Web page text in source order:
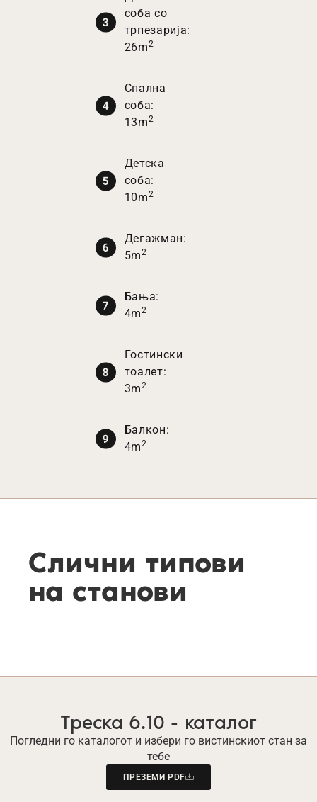
соба со
трпезарија:
26m2
Спална
соба:
13m2
Детска
соба:
10m2
Дегажман:
5m2
Бања:
4m2
Гостински
тоалет:
3m2
Балкон:
4m2
Слични типови
на станови
Треска 6.10 - каталог
Погледни го каталогот и избери го вистинскиот стан за
тебе
ПРЕЗЕМИ PDF